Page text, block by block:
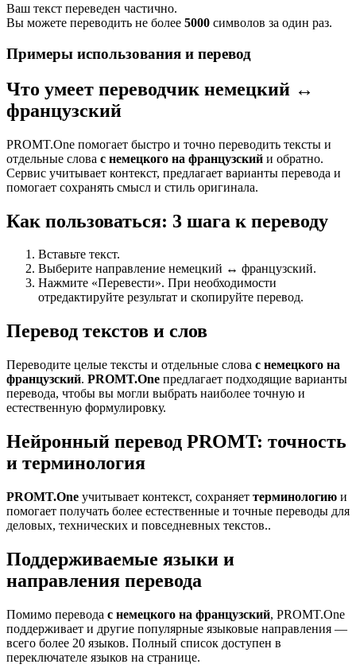
Ваш текст переведен частично.
Вы можете переводить не более 5000 символов за один раз.
Примеры использования и перевод
Что умеет переводчик немецкий ↔
французский
PROMT.One помогает быстро и точно переводить тексты и
отдельные слова с немецкого на французский и обратно.
Сервис учитывает контекст, предлагает варианты перевода и
помогает сохранять смысл и стиль оригинала.
Как пользоваться: 3 шага к переводу
Вставьте текст.
Выберите направление немецкий ↔ французский.
Нажмите «Перевести». При необходимости
отредактируйте результат и скопируйте перевод.
Перевод текстов и слов
Переводите целые тексты и отдельные слова с немецкого на
французский. PROMT.One предлагает подходящие варианты
перевода, чтобы вы могли выбрать наиболее точную и
естественную формулировку.
Нейронный перевод PROMT: точность
и терминология
PROMT.One учитывает контекст, сохраняет терминологию и
помогает получать более естественные и точные переводы для
деловых, технических и повседневных текстов..
Поддерживаемые языки и
направления перевода
Помимо перевода с немецкого на французский, PROMT.One
поддерживает и другие популярные языковые направления —
всего более 20 языков. Полный список доступен в
переключателе языков на странице.